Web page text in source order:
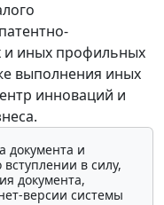
и иных профильных
выполнения иных
инноваций и
документа и
в силу,
документа,
версии системы